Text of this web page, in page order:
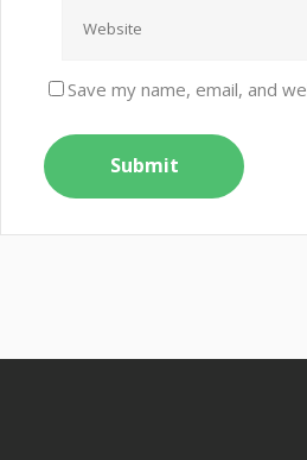
Save my name, email, and